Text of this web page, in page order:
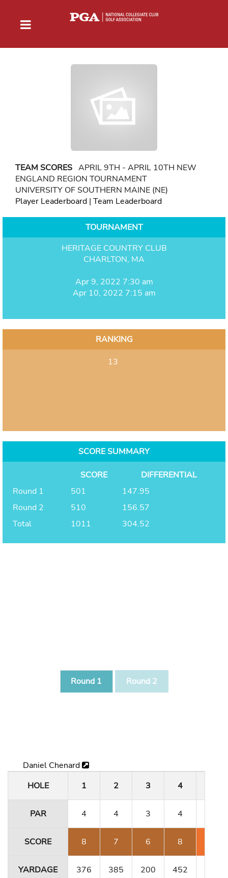
TEAM SCORES APRIL 9TH - APRIL 10TH NEW
ENGLAND REGION TOURNAMENT
UNIVERSITY OF SOUTHERN MAINE (NE)
Player Leaderboard | Team Leaderboard
TOURNAMENT
HERITAGE COUNTRY CLUB
CHARLTON, MA
Apr 9, 2022 7:30 am
Apr 10, 2022 7:15 am
RANKING
13
SCORE SUMMARY
SCORE
DIFFERENTIAL
Round 1
501
147.95
Round 2
510
156.57
Total
1011 304.52
Round 1 Round 2
Daniel Chenard
HOLE
1 2 3 4
PAR 4 4 3 4
SCORE 8 7 6 8
YARDAGE 376 385 200 452